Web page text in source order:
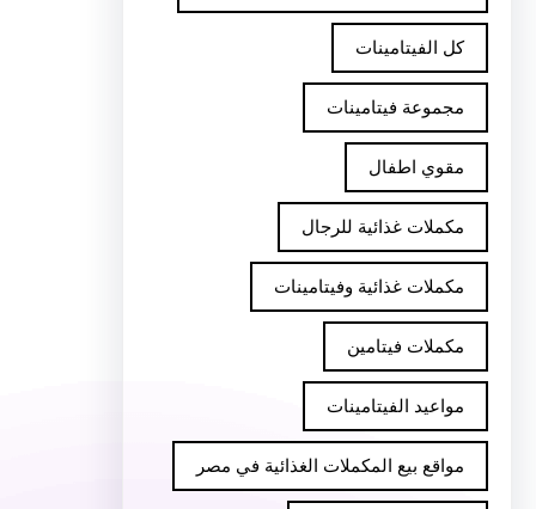
كل الفيتامينات
مجموعة فيتامينات
مقوي اطفال
مكملات غذائية للرجال
مكملات غذائية وفيتامينات
مكملات فيتامين
مواعيد الفيتامينات
مواقع بيع المكملات الغذائية في مصر